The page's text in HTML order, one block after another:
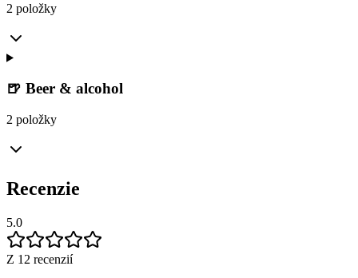
2 položky
🍺 Beer & alcohol
2 položky
Recenzie
5.0
Z 12 recenzií